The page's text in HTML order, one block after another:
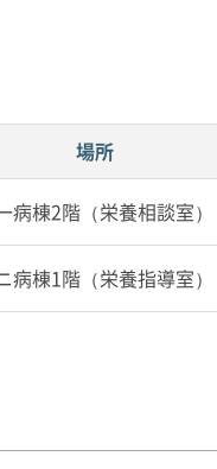
場所
病棟2階（栄養相談室）
病棟1階（栄養指導室）